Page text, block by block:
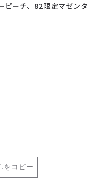
ピーチ、82限定マゼンタ
をコピー